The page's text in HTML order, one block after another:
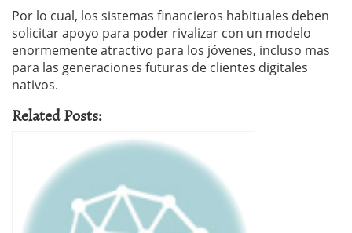
Por lo cual, los sistemas financieros habituales deben
solicitar apoyo para poder rivalizar con un modelo
enormemente atractivo para los jóvenes, incluso mas
para las generaciones futuras de clientes digitales
nativos.
Related Posts: